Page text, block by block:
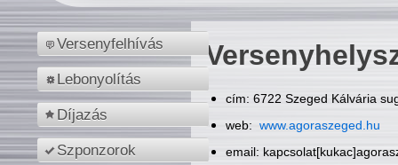
Versenyfelhívás
Lebonyolítás
Díjazás
Szponzorok
cím: 6722 Szeged Kálvária
web: www.agoraszeged.hu
email: